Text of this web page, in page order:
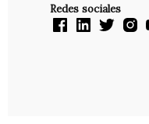
Redes sociales